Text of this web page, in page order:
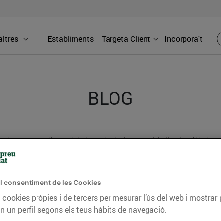
Establiments Targeta Client Incorpora't
BLOG
consells nutricionals, informació d’actualitat
CONSELLS I HÀBITS SALUDABLES ENERGIA
consentiment de les Cookies
pròpies i de tercers per mesurar l’ús del web i
un perfil segons els teus hàbits de navegació.